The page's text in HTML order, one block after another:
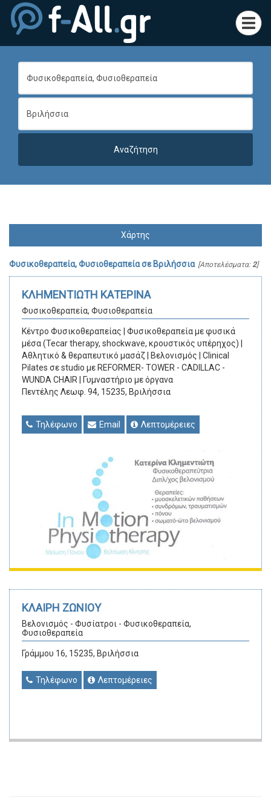
Χάρτης
Φυσικοθεραπεία, Φυσιοθεραπείασε Βριλήσσια [Αποτελέσματα:2]
ΚΛΗΜΕΝΤΙΩΤΗ ΚΑΤΕΡΙΝΑ
Φυσικοθεραπεία, Φυσιοθεραπεία
Κέντρο Φυσικοθεραπείας | Φυσικοθεραπεία με φυσικά
μέσα (Tecar therapy, shockwave, κρουστικός υπέρηχος) |
Αθλητικό & θεραπευτικό μασάζ | Βελονισμός | Clinical
Pilates σε studio με REFORMER- TOWER - CADILLAC -
WUNDA CHAIR | Γυμναστήριο με όργανα
Πεντέλης Λεωφ. 94, 15235, Βριλήσσια
Τηλέφωνο Email Λεπτομέρειες
ΚΛΑΙΡΗ ΖΩΝΙΟΥ
Βελονισμός - Φυσίατροι - Φυσικοθεραπεία,
Φυσιοθεραπεία
Γράμμου 16, 15235, Βριλήσσια
Τηλέφωνο Λεπτομέρειες